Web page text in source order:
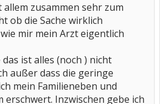
allem zusammen sehr zum
ob die Sache wirklich
mir mein Arzt eigentlich
ist alles (noch ) nicht
außer dass die geringe
mein Familieneben und
erschwert. Inzwischen gebe ich